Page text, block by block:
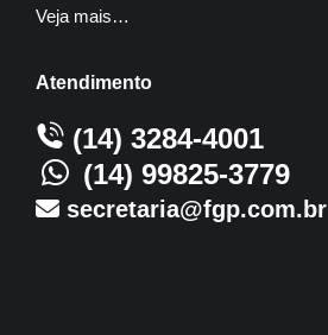
Veja mais…
Atendimento
(14) 3284-4001
(14) 99825-3779
secretaria@fgp.com.br